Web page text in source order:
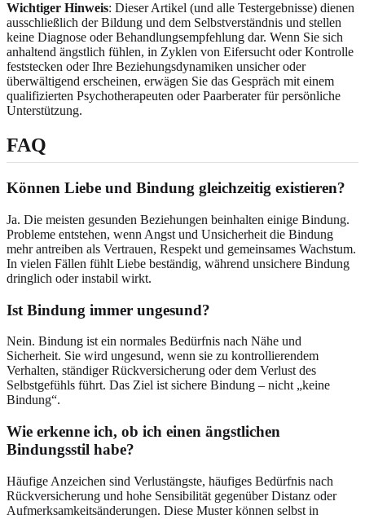
Wichtiger Hinweis: Dieser Artikel (und alle Testergebnisse) dienen
ausschließlich der Bildung und dem Selbstverständnis und stellen
keine Diagnose oder Behandlungsempfehlung dar. Wenn Sie sich
anhaltend ängstlich fühlen, in Zyklen von Eifersucht oder Kontrolle
feststecken oder Ihre Beziehungsdynamiken unsicher oder
überwältigend erscheinen, erwägen Sie das Gespräch mit einem
qualifizierten Psychotherapeuten oder Paarberater für persönliche
Unterstützung.
FAQ
Können Liebe und Bindung gleichzeitig existieren?
Ja. Die meisten gesunden Beziehungen beinhalten einige Bindung.
Probleme entstehen, wenn Angst und Unsicherheit die Bindung
mehr antreiben als Vertrauen, Respekt und gemeinsames Wachstum.
In vielen Fällen fühlt Liebe beständig, während unsichere Bindung
dringlich oder instabil wirkt.
Ist Bindung immer ungesund?
Nein. Bindung ist ein normales Bedürfnis nach Nähe und
Sicherheit. Sie wird ungesund, wenn sie zu kontrollierendem
Verhalten, ständiger Rückversicherung oder dem Verlust des
Selbstgefühls führt. Das Ziel ist sichere Bindung – nicht „keine
Bindung“.
Wie erkenne ich, ob ich einen ängstlichen
Bindungsstil habe?
Häufige Anzeichen sind Verlustängste, häufiges Bedürfnis nach
Rückversicherung und hohe Sensibilität gegenüber Distanz oder
Aufmerksamkeitsänderungen. Diese Muster können selbst in